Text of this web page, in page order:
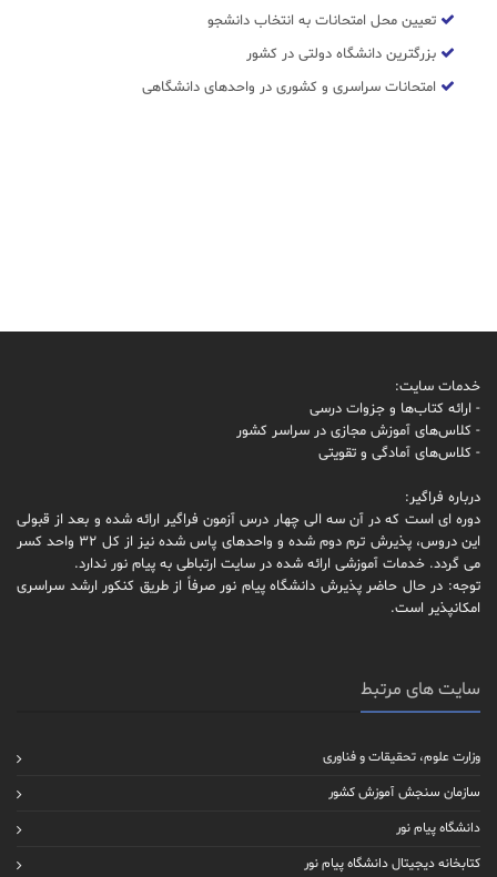
تعیین محل امتحانات به انتخاب دانشجو
بزرگترین دانشگاه دولتی در کشور
امتحانات سراسری و کشوری در واحدهای دانشگاهی
خدمات سایت:
- ارائه کتاب‌ها و جزوات درسی
- کلاس‌های آموزش مجازی در سراسر کشور
- کلاس‌های آمادگی و تقویتی
درباره فراگیر:
دوره ای است که در آن سه الی چهار درس آزمون فراگیر ارائه شده و بعد از قبولی
این دروس، پذیرش ترم دوم شده و واحدهای پاس شده نیز از کل 32 واحد کسر
می گردد. خدمات آموزشی ارائه شده در سایت ارتباطی به پیام نور ندارد.
توجه: در حال حاضر پذیرش دانشگاه پیام نور صرفاً از طریق کنکور ارشد سراسری
امکانپذیر است.
سایت های مرتبط
وزارت علوم، تحقیقات و فناوری
سازمان سنجش آموزش کشور
دانشگاه پیام نور
کتابخانه دیجیتال دانشگاه پیام نور